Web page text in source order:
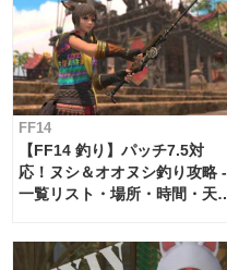
FF14
【FF14 釣り】パッチ7.5対
応！ヌシ＆オオヌシ釣り攻略 -
一覧リスト・場所・時間・天